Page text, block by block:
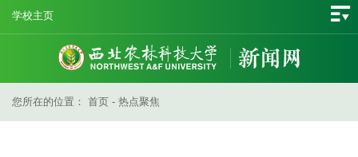
学校主页
您所在的位置： 首页 - 热点聚焦